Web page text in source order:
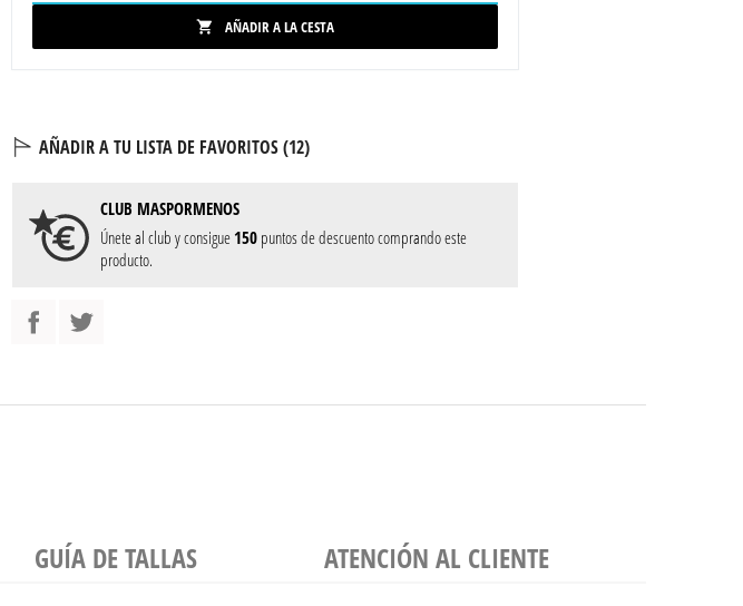
 AÑADIR A LA CESTA
AÑADIR A TU LISTA DE FAVORITOS (12)
CLUB MASPORMENOS
Únete al club y consigue 150puntos de descuento comprando este
producto.
GUÍA DE TALLAS ATENCIÓN AL CLIENTE